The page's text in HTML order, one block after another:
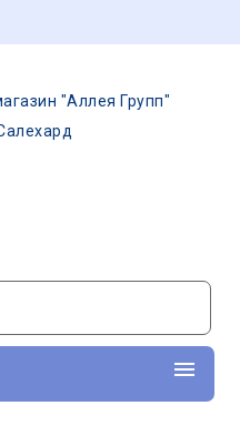
"Аллея Групп"